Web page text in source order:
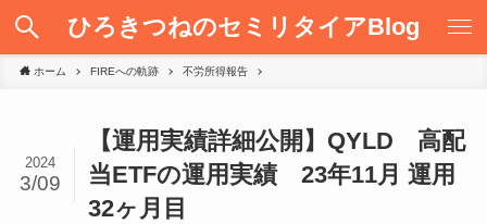
ひろきつねのセミリタイアBlog
ホーム FIREへの軌跡 不労所得報告
【運用実績詳細公開】QYLD 高配
当ETFの運用実績 23年11月 運用
32ヶ月目
2024
3/09